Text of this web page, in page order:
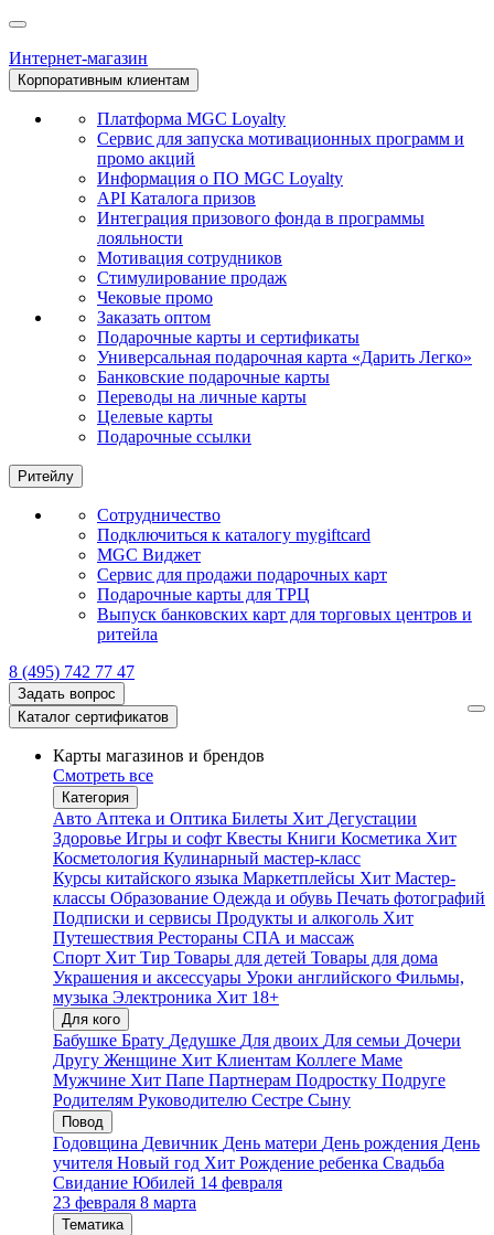
Интернет-магазин
Корпоративным клиентам
Платформа MGC Loyalty
Сервис для запуска мотивационных программ и
промо акций
Информация о ПО MGC Loyalty
API Каталога призов
Интеграция призового фонда в программы
лояльности
Мотивация сотрудников
Стимулирование продаж
Чековые промо
Заказать оптом
Подарочные карты и сертификаты
Универсальная подарочная карта «Дарить Легко»
Банковские подарочные карты
Переводы на личные карты
Целевые карты
Подарочные ссылки
Ритейлу
Сотрудничество
Подключиться к каталогу mygiftcard
MGC Виджет
Сервис для продажи подарочных карт
Подарочные карты для ТРЦ
Выпуск банковских карт для торговых центров и
ритейла
8 (495) 742 77 47
Задать вопрос
Каталог сертификатов
Карты магазинов и брендов
Смотреть все
Категория
Авто Аптека и Оптика Билеты Хит Дегустации
Здоровье Игры и софт Квесты Книги Косметика Хит
Косметология Кулинарный мастер-класс
Курсы китайского языка Маркетплейсы Хит Мастер-
классы Образование Одежда и обувь Печать фотографий
Подписки и сервисы Продукты и алкоголь Хит
Путешествия Рестораны СПА и массаж
Спорт Хит Тир Товары для детей Товары для дома
Украшения и аксессуары Уроки английского Фильмы,
музыка Электроника Хит 18+
Для кого
Бабушке Брату Дедушке Для двоих Для семьи Дочери
Другу Женщине Хит Клиентам Коллеге Маме
Мужчине Хит Папе Партнерам Подростку Подруге
Родителям Руководителю Сестре Сыну
Повод
Годовщина Девичник День матери День рождения День
учителя Новый год Хит Рождение ребенка Свадьба
Свидание Юбилей 14 февраля
23 февраля 8 марта
Тематика